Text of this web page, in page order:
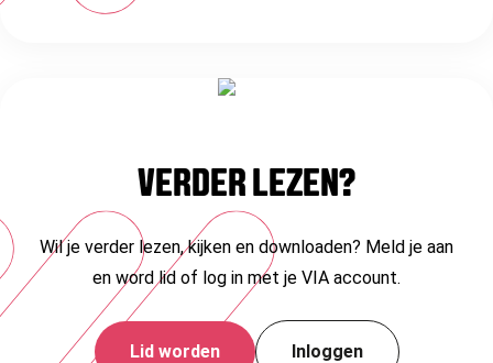
VERDER LEZEN?
Wil je verder lezen, kijken en downloaden? Meld je aan
en word lid of log in met je VIA account.
Lid worden Inloggen